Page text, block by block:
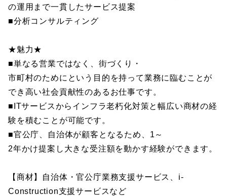
の運用まで一貫したサービス提案
■分析コンサルティング
★魅力★
■単なる営業ではなく、街づくり・
市町村のためにという目的を持って業務に臨むことが
でき高い社会貢献性のあるお仕事です。
■ITサービスからインフラ老朽化対策と幅広い商材の経
験を積むことが可能です。
■官公庁、自治体が顧客となるため、1～
2年かけ提案し大きな受注額を動かす経験ができます。
【商材】自治体・官公庁業務支援サービス、i-
Construction支援サービスなど